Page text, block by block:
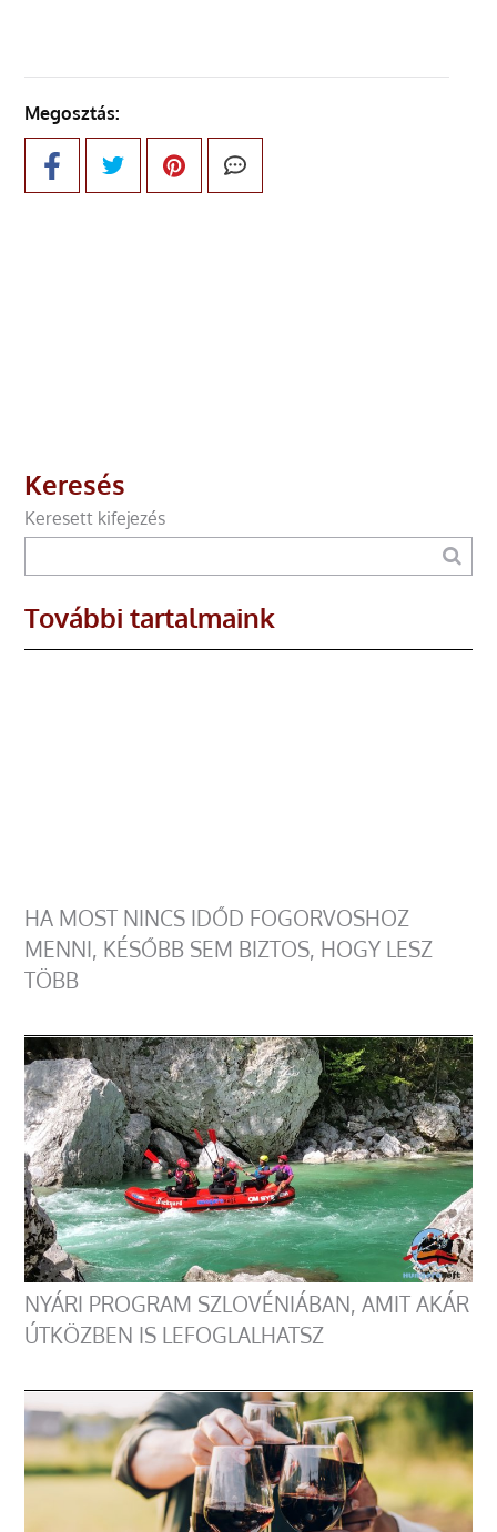
Megosztás:
Keresés
Keresett kifejezés
További tartalmaink
HA MOST NINCS IDŐD FOGORVOSHOZ
MENNI, KÉSŐBB SEM BIZTOS, HOGY LESZ
TÖBB
NYÁRI PROGRAM SZLOVÉNIÁBAN, AMIT AKÁR
ÚTKÖZBEN IS LEFOGLALHATSZ